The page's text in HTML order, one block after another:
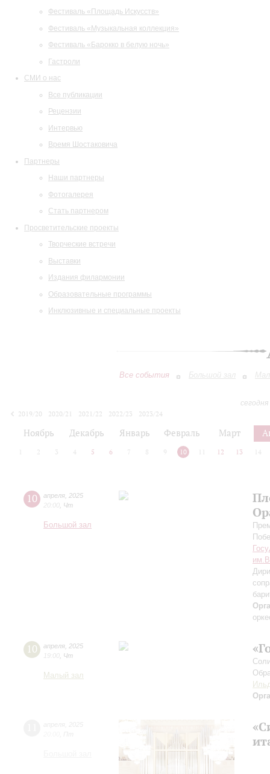
Фестиваль «Площадь Искусств»
Фестиваль «Музыкальная коллекция»
Фестиваль «Барокко в белую ночь»
Гастроли
СМИ о нас
Все публикации
Рецензии
Интервью
Время Шостаковича
Партнеры
Наши партнеры
Фотогалерея
Стать партнером
Просветительские проекты
Творческие встречи
Выставки
Издания филармонии
Образовательные программы
Инклюзивные и специальные проекты
Все события Большой зал
2019/20
2020/21 2021/22 2022/23
2023/24
Ноябрь Декабрь Январь Февраль Март
2 3 4 5 6 7 8 9 10 12 13 14
10 апреля 2025
20:00 Чт
Большой зал
10 апреля 2025
19:00 Чт
Малый зал